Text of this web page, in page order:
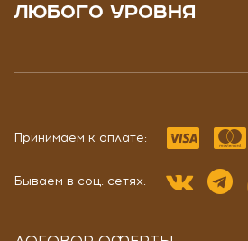
ЛЮБОГО УРОВНЯ
Принимаем к оплате:
Бываем в соц. сетях: